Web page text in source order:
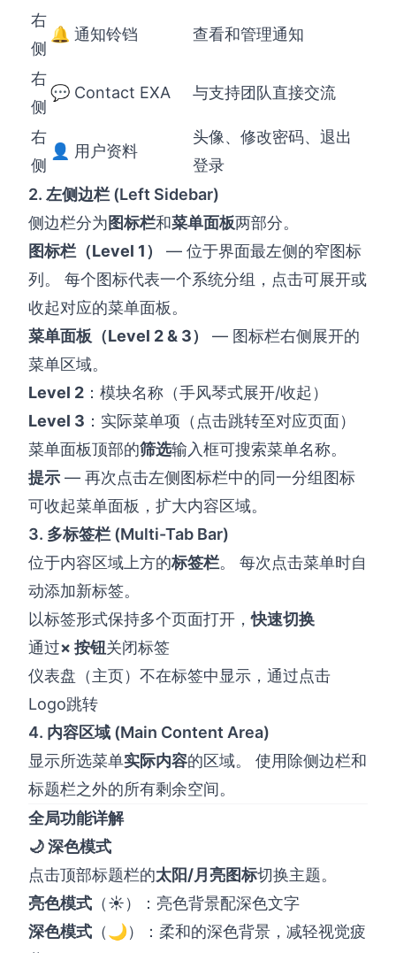
右
侧
🔔 通知铃铛 查看和管理通知
右
侧
💬 Contact EXA 与支持团队直接交流
右
侧
👤 用户资料
头像、修改密码、退出
登录
2. 左侧边栏 (Left Sidebar)
侧边栏分为图标栏和菜单面板两部分。
图标栏（Level 1）
— 位于界面最左侧的窄图标
列。 每个图标代表一个系统分组，点击可展开或
收起对应的菜单面板。
菜单面板（Level 2 & 3）
— 图标栏右侧展开的
菜单区域。
Level 2 ：模块名称（手风琴式展开/收起）
Level 3 ：实际菜单项（点击跳转至对应页面）
菜单面板顶部的筛选输入框可搜索菜单名称。
提示 — 再次点击左侧图标栏中的同一分组图标
可收起菜单面板，扩大内容区域。
3. 多标签栏 (Multi-Tab Bar)
位于内容区域上方的标签栏。 每次点击菜单时自
动添加新标签。
以标签形式保持多个页面打开，快速切换
通过× 按钮关闭标签
仪表盘（主页）不在标签中显示，通过点击
Logo跳转
4. 内容区域 (Main Content Area)
显示所选菜单实际内容的区域。 使用除侧边栏和
标题栏之外的所有剩余空间。
全局功能详解
🌙 深色模式
点击顶部标题栏的太阳/月亮图标切换主题。
亮色模式 （☀️）：亮色背景配深色文字
深色模式 （🌙）：柔和的深色背景，减轻视觉疲